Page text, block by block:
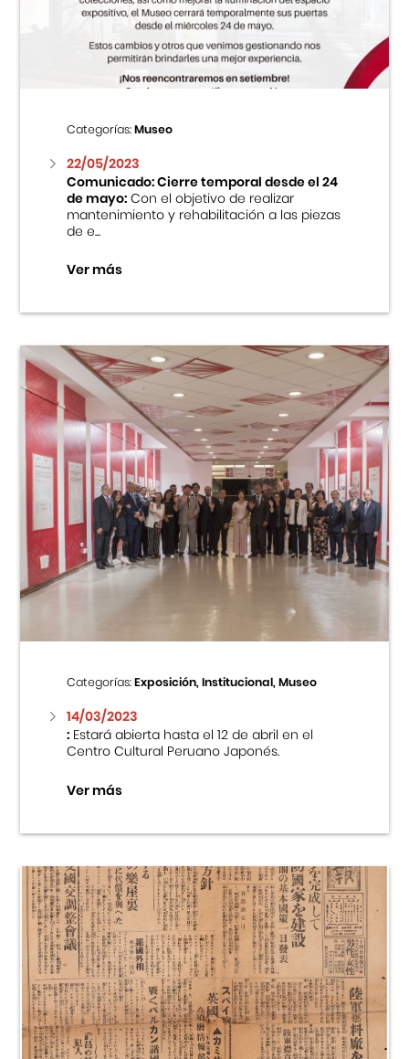
Centro Cultural Peruano Japonés
Museo de la Inmigración Japonesa
Fondo Editorial
Teatro Peruano Japonés
Categorías:Museo
22/05/2023
Comunicado: Cierre temporal desde el 24
de mayo:Con el objetivo de realizar
mantenimiento y rehabilitación a las piezas
de e...
Ver más
Categorías:Exposición, Institucional, Museo
14/03/2023
:Estará abierta hasta el 12 de abril en el
Centro Cultural Peruano Japonés.
Ver más